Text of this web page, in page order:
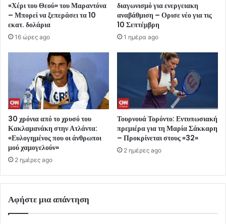
«Χέρι του Θεού» του Μαραντόνα
– Μπορεί να ξεπεράσει τα 10
εκατ. δολάρια
16 ώρες ago
διαγωνισμό για ενεργειακη
αναβάθμιση – Ορισε νέο για τις
10 Σεπτέμβρη
1 ημέρα ago
30 χρόνια από το χρυσό του
Κακλαμανάκη στην Ατλάντα:
«Ευλογημένος που οι άνθρωποι
μού χαμογελούν»
2 ημέρες ago
Τουρνουά Τορόντο: Εντυπωσιακή
πρεμιέρα για τη Μαρία Σάκκαρη
– Προκρίνεται στους «32»
2 ημέρες ago
Αφήστε μια απάντηση